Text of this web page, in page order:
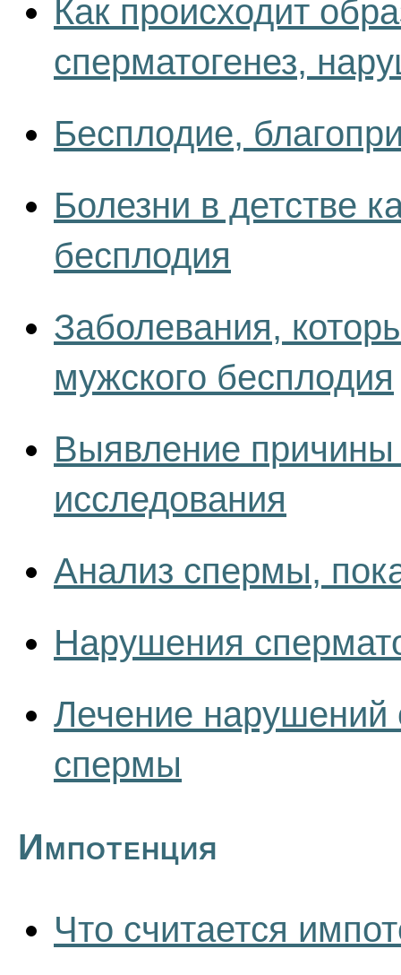
Как происходит
сперматогенез,
Бесплодие,
Болезни в детстве
бесплодия
Заболевания,
мужского бесплодия
Выявление причины
исследования
Анализ спермы,
Нарушения
Лечение нарушений
спермы
Импотенция
Что считается